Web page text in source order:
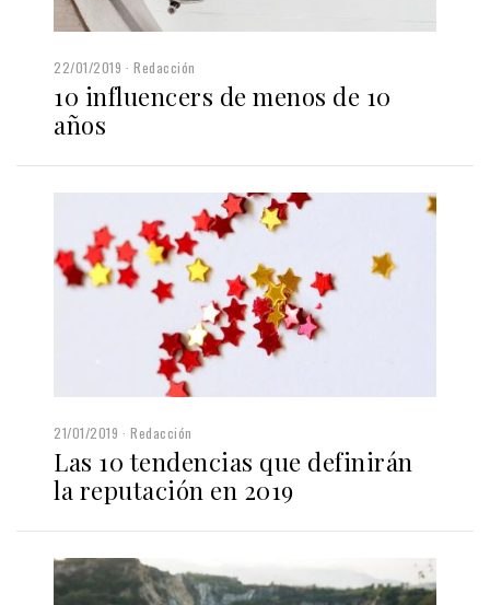
22/01/2019 Redacción
10 influencers de menos de 10
años
21/01/2019 Redacción
Las 10 tendencias que definirán
la reputación en 2019